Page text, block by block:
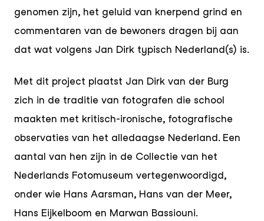
genomen zijn, het geluid van knerpend grind en
commentaren van de bewoners dragen bij aan
dat wat volgens Jan Dirk typisch Nederland(s) is.
Met dit project plaatst Jan Dirk van der Burg
zich in de traditie van fotografen die school
maakten met kritisch-ironische, fotografische
observaties van het alledaagse Nederland. Een
aantal van hen zijn in de Collectie van het
Nederlands Fotomuseum vertegenwoordigd,
onder wie Hans Aarsman, Hans van der Meer,
Hans Eijkelboom en Marwan Bassiouni.